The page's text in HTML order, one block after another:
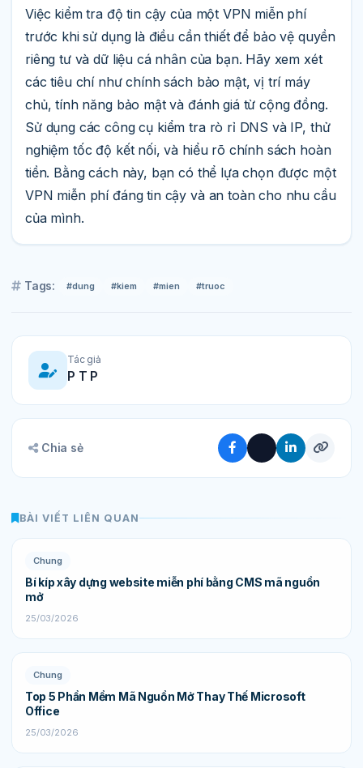
Việc kiểm tra độ tin cậy của một VPN miễn phí
trước khi sử dụng là điều cần thiết để bảo vệ quyền
riêng tư và dữ liệu cá nhân của bạn. Hãy xem xét
các tiêu chí như chính sách bảo mật, vị trí máy
chủ, tính năng bảo mật và đánh giá từ cộng đồng.
Sử dụng các công cụ kiểm tra rò rỉ DNS và IP, thử
nghiệm tốc độ kết nối, và hiểu rõ chính sách hoàn
tiền. Bằng cách này, bạn có thể lựa chọn được một
VPN miễn phí đáng tin cậy và an toàn cho nhu cầu
của mình.
Tags: #dung #kiem #mien #truoc
Tác giả
P T P
Chia sẻ
BÀI VIẾT LIÊN QUAN
Chung
Bí kíp xây dựng website miễn phí bằng CMS mã nguồn
mở
25/03/2026
Chung
Top 5 Phần Mềm Mã Nguồn Mở Thay Thế Microsoft
Office
25/03/2026